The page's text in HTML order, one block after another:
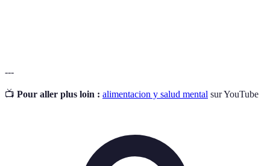
---
📺 Pour aller plus loin : alimentacion y salud mental sur YouTube